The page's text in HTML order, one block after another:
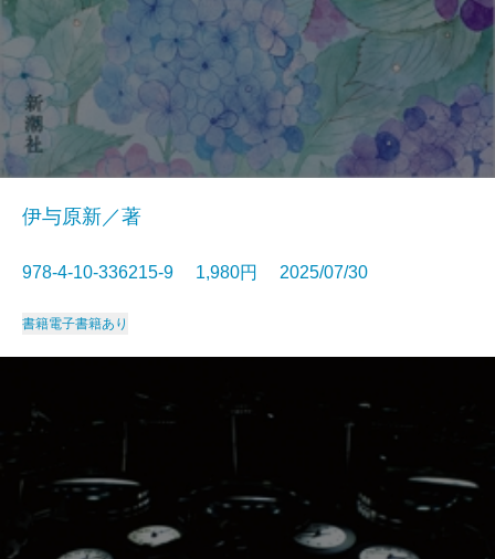
伊与原新／著
978-4-10-336215-9 1,980円 2025/07/30
書籍電子書籍あり